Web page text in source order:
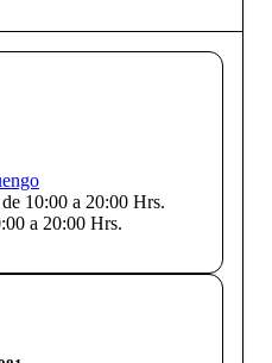
10:00 a 20:00 Hrs.
a 20:00 Hrs.